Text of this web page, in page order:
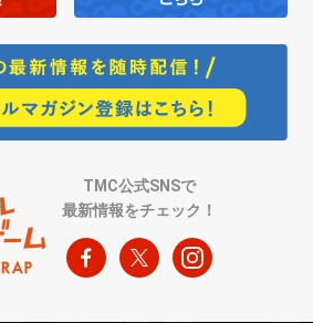
TMC公式SNSで
最新情報をチェック！